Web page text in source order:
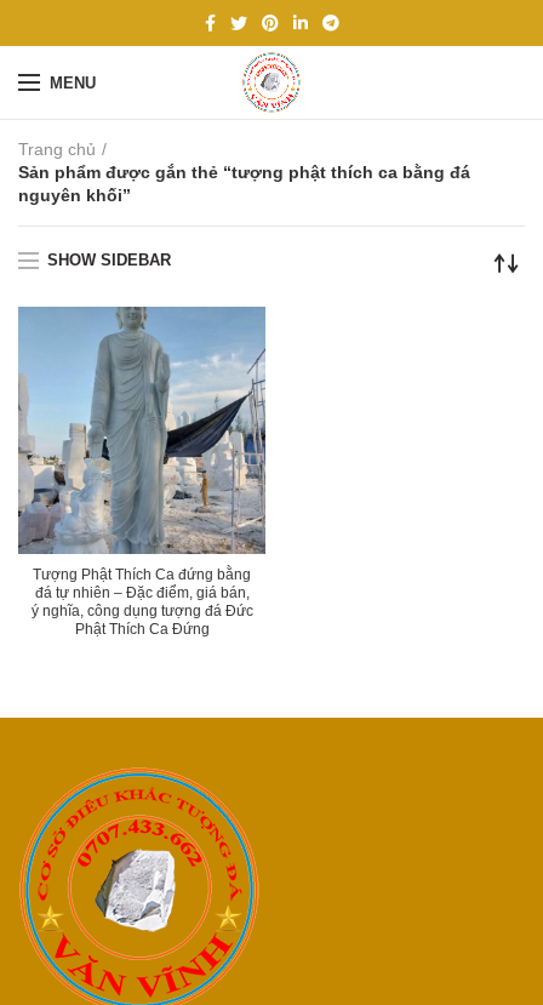
MENU
Trang chủ
Sản phẩm được gắn thẻ “tượng phật thích ca bằng đá
nguyên khối”
SHOW SIDEBAR
Tượng Phật Thích Ca đứng bằng
đá tự nhiên – Đặc điểm, giá bán,
ý nghĩa, công dụng tượng đá Đức
Phật Thích Ca Đứng